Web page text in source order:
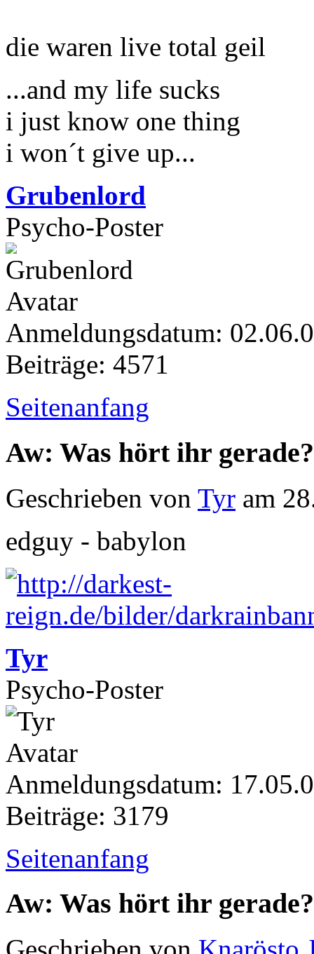
die waren live total geil
...and my life sucks
i just know one thing
i won´t give up...
Grubenlord
Psycho-Poster
Anmeldungsdatum:
Beiträge: 4571
Seitenanfang
Aw: Was hört ihr gerade?
Geschrieben von Tyr am
edguy - babylon
Tyr
Psycho-Poster
Anmeldungsdatum:
Beiträge: 3179
Seitenanfang
Aw: Was hört ihr gerade?